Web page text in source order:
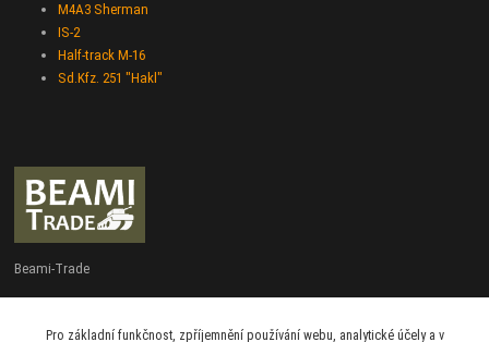
M4A3 Sherman
IS-2
Half-track M-16
Sd.Kfz. 251 "Hakl"
Beami-Trade
Pro základní funkčnost, zpříjemnění používání webu, analytické účely a v